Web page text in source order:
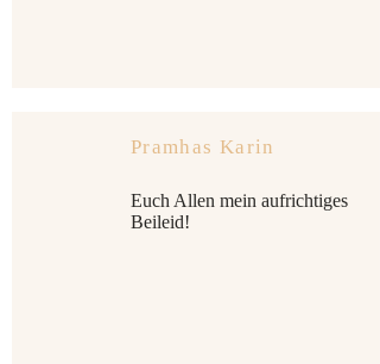
Pramhas Karin
Euch Allen mein aufrichtiges
Beileid!